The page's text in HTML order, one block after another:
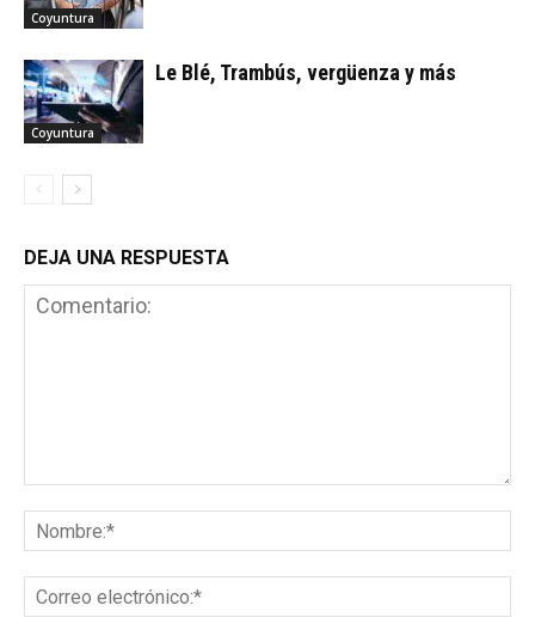
Coyuntura
Coyuntura
Le Blé, Trambús, vergüenza y más
DEJA UNA RESPUESTA